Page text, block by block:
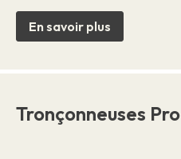
En savoir plus
Tronçonneuses Pro